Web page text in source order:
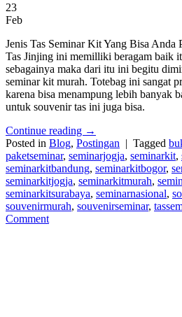
23
Feb
Jenis Tas Seminar Kit Yang Bisa Anda
Tas Jinjing ini memilliki beragam baik
sebagainya maka dari itu ini begitu
seminar kit murah. Totebag ini sangat
karena bisa menampung lebih banyak
untuk souvenir tas ini juga bisa.
Continue reading →
Posted in Blog, Postingan | Tagged
paketseminar, seminarjogja, seminarkit,
seminarkitbandung, seminarkitbogor,
seminarkitjogja, seminarkitmurah,
seminarkitsurabaya, seminarnasional,
souvenirmurah, souvenirseminar,
Comment